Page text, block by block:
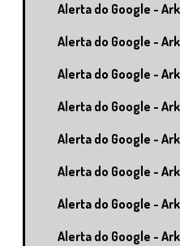
Alerta do Google -
Alerta do Google -
Alerta do Google -
Alerta do Google -
Alerta do Google -
Alerta do Google -
Alerta do Google -
Alerta do Google -